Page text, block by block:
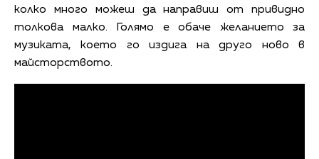
колко много можеш да направиш от привидно
толкова малко. Голямо е обаче желанието за
музиката, което го издига на друго ново в
майсторството.